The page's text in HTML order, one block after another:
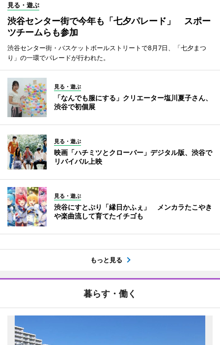
見る・遊ぶ
渋谷センター街で今年も「七夕パレード」 スポー
ツチームらも参加
渋谷センター街・バスケットボールストリートで8月7日、「七夕まつ
り」の一環でパレードが行われた。
見る・遊ぶ
「なんでも服にする」クリエーター塩川夏子さん、
渋谷で初個展
見る・遊ぶ
映画「ハチミツとクローバー」デジタル版、渋谷で
リバイバル上映
見る・遊ぶ
渋谷にすとぷり「縁日かふぇ」 メンカラたこやき
や楽曲流して育てたイチゴも
もっと見る
暮らす・働く